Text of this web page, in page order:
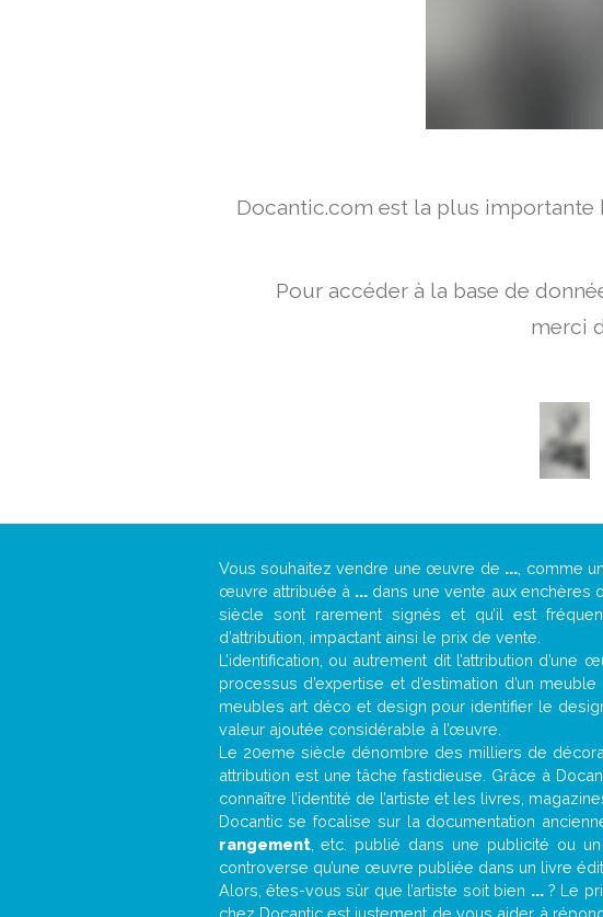
Docantic.com est la plus importante
Pour accéder à la base de
merci
Vous souhaitez vendre une œuvre de ... , comme
œuvre attribuée à ...dans une vente aux enchères
siècle sont rarement signés et qu’il est
d’attribution, impactant ainsi le prix de vente.
L’identification, ou autrement dit l’attribution
processus d’expertise et d’estimation d’un
meubles art déco et design pour identifier le
valeur ajoutée considérable à l’œuvre.
Le 20eme siècle dénombre des milliers de
attribution est une tâche fastidieuse. Grâce à
connaître l’identité de l’artiste et les livres,
Docantic se focalise sur la documentation
rangement, etc. publié dans une publicité ou
controverse qu’une œuvre publiée dans un livre
Alors, êtes-vous sûr que l’artiste soit bien ...? Le
chez Docantic est justement de vous aider à